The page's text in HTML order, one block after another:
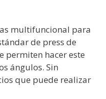
multifuncional para
de press de
permiten hacer este
ángulos. Sin
que puede realizar